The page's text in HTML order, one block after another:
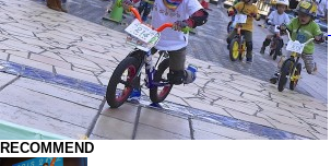
RECOMMEND